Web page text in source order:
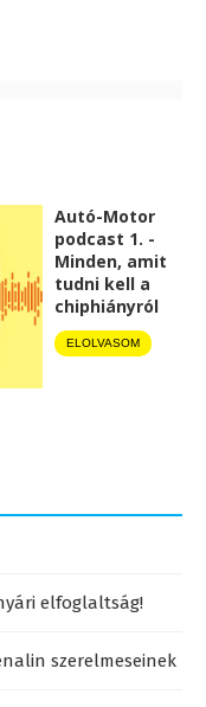
Autó-Motor
podcast 1. -
Minden, amit
tudni kell a
chiphiányról
ELOLVASOM
elfoglaltság!
szerelmeseinek